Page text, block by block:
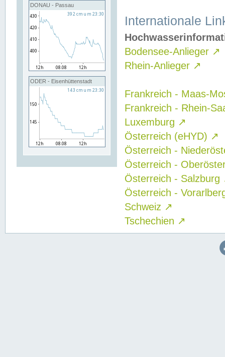
DONAU - Passau
ODER - Eisenhüttenstadt
Internationale
Bodensee-Anlieger ↗
Rhein-Anlieger ↗
Frankreich - Maas-
Frankreich - Rhein-
Luxemburg ↗
Österreich (eHYD) ↗
Österreich -
Österreich -
Österreich - Salzburg
Österreich -
Schweiz ↗
Tschechien ↗